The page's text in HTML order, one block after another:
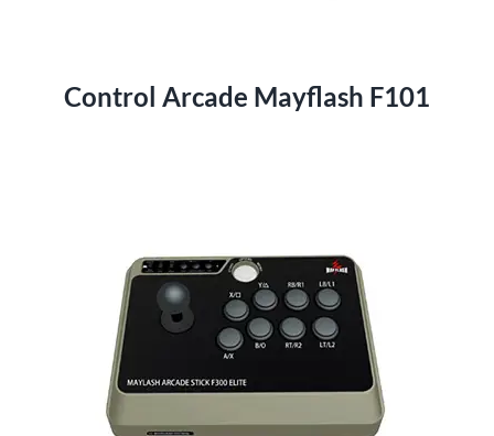
Control Arcade Mayflash F101